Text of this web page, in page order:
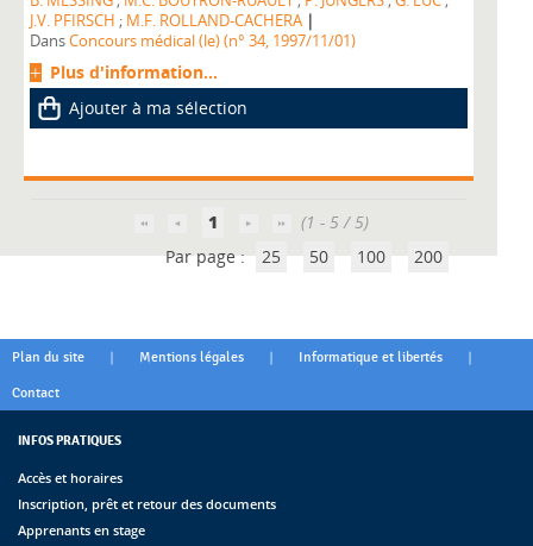
J.V. PFIRSCH ; M.F. ROLLAND-CACHERA |
DansConcours médical (le) (n° 34, 1997/11/01)
Plus d'information...
Ajouter à ma sélection
1
(1 - 5 / 5)
Par page : 25 50 100 200
Plan du site | Mentions légales | Informatique et libertés |
Contact
INFOS PRATIQUES
Accès et horaires
Inscription, prêt et retour des documents
Apprenants en stage